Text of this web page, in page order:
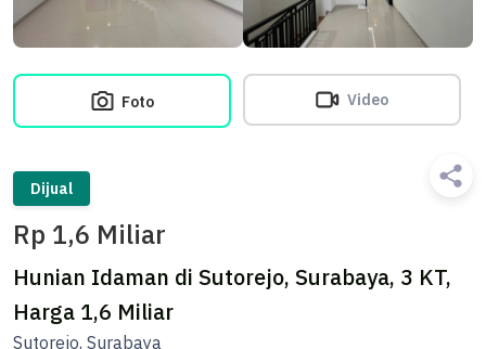
Foto Video
Dijual
Rp 1,6 Miliar
Hunian Idaman di Sutorejo, Surabaya, 3 KT,
Harga 1,6 Miliar
Sutorejo, Surabaya